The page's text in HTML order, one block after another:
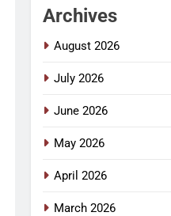
Archives
August 2026
July 2026
June 2026
May 2026
April 2026
March 2026